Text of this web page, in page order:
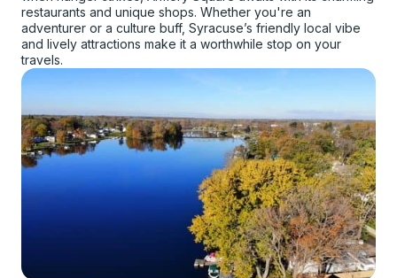
restaurants and unique shops. Whether you're an
adventurer or a culture buff, Syracuse’s friendly local vibe
and lively attractions make it a worthwhile stop on your
travels.